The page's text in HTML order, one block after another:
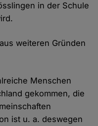
in der Schule
weiteren Gründen
Menschen
gekommen, die
ist u. a. deswegen